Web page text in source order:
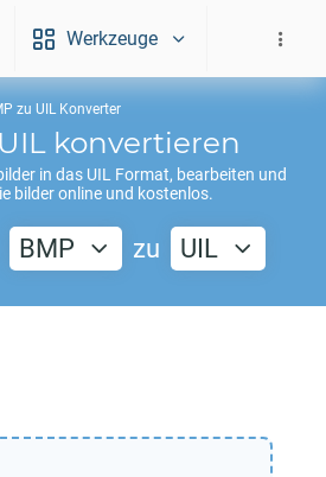
Werkzeuge
zu UIL Konverter
UILkonvertieren
in das UIL Format, bearbeiten und
bilder online und kostenlos.
BMP zu UIL